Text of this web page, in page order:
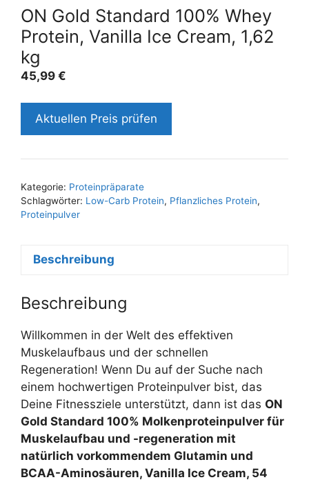
ON Gold Standard 100% Whey
Protein, Vanilla Ice Cream, 1,62
kg
45,99 €
Aktuellen Preis prüfen
Kategorie: Proteinpräparate
Schlagwörter: Low-Carb Protein, Pflanzliches Protein,
Proteinpulver
Beschreibung
Beschreibung
Willkommen in der Welt des effektiven
Muskelaufbaus und der schnellen
Regeneration! Wenn Du auf der Suche nach
einem hochwertigen Proteinpulver bist, das
Deine Fitnessziele unterstützt, dann ist das ON
Gold Standard 100% Molkenproteinpulver für
Muskelaufbau und -regeneration mit
natürlich vorkommendem Glutamin und
BCAA-Aminosäuren, Vanilla Ice Cream, 54